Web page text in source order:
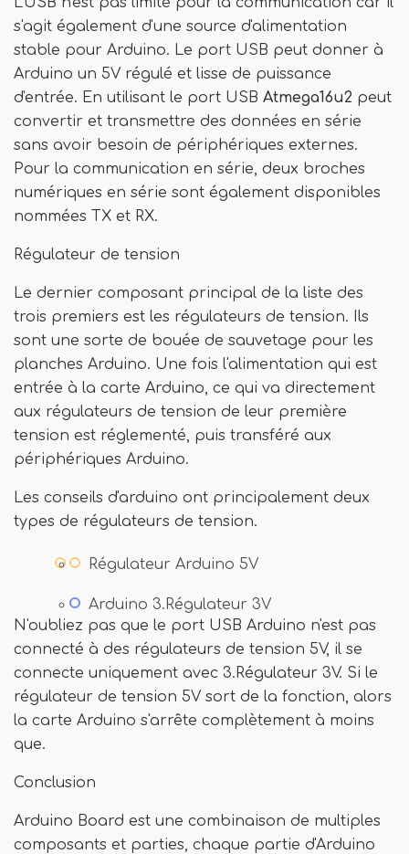
s'agit également d'une source d'alimentation
stable pour Arduino. Le port USB peut donner à
Arduino un 5V régulé et lisse de puissance
d'entrée. En utilisant le port USB Atmega16u2 peut
convertir et transmettre des données en série
sans avoir besoin de périphériques externes.
Pour la communication en série, deux broches
numériques en série sont également disponibles
nommées TX et RX.
Régulateur de tension
Le dernier composant principal de la liste des
trois premiers est les régulateurs de tension. Ils
sont une sorte de bouée de sauvetage pour les
planches Arduino. Une fois l'alimentation qui est
entrée à la carte Arduino, ce qui va directement
aux régulateurs de tension de leur première
tension est réglementé, puis transféré aux
périphériques Arduino.
Les conseils d'arduino ont principalement deux
types de régulateurs de tension.
Régulateur Arduino 5V
Arduino 3.Régulateur 3V
N'oubliez pas que le port USB Arduino n'est pas
connecté à des régulateurs de tension 5V, il se
connecte uniquement avec 3.Régulateur 3V. Si le
régulateur de tension 5V sort de la fonction, alors
la carte Arduino s'arrête complètement à moins
que.
Conclusion
Arduino Board est une combinaison de multiples
composants et parties, chaque partie d'Arduino